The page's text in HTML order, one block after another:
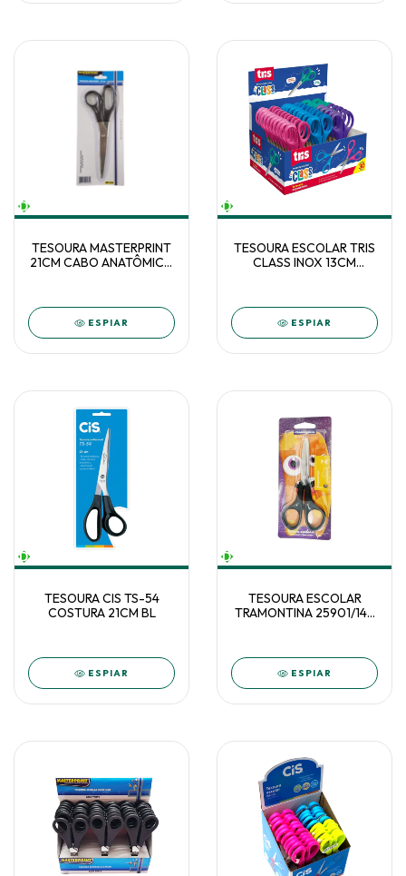
TESOURA MASTERPRINT
21CM CABO ANATÔMICO
ESPIAR
TESOURA ESCOLAR TRIS
CLASS INOX 13CM
ESPIAR
TESOURA CIS TS-54
COSTURA 21CM BL
ESPIAR
TESOURA ESCOLAR
TRAMONTINA 25901/145
ESPIAR